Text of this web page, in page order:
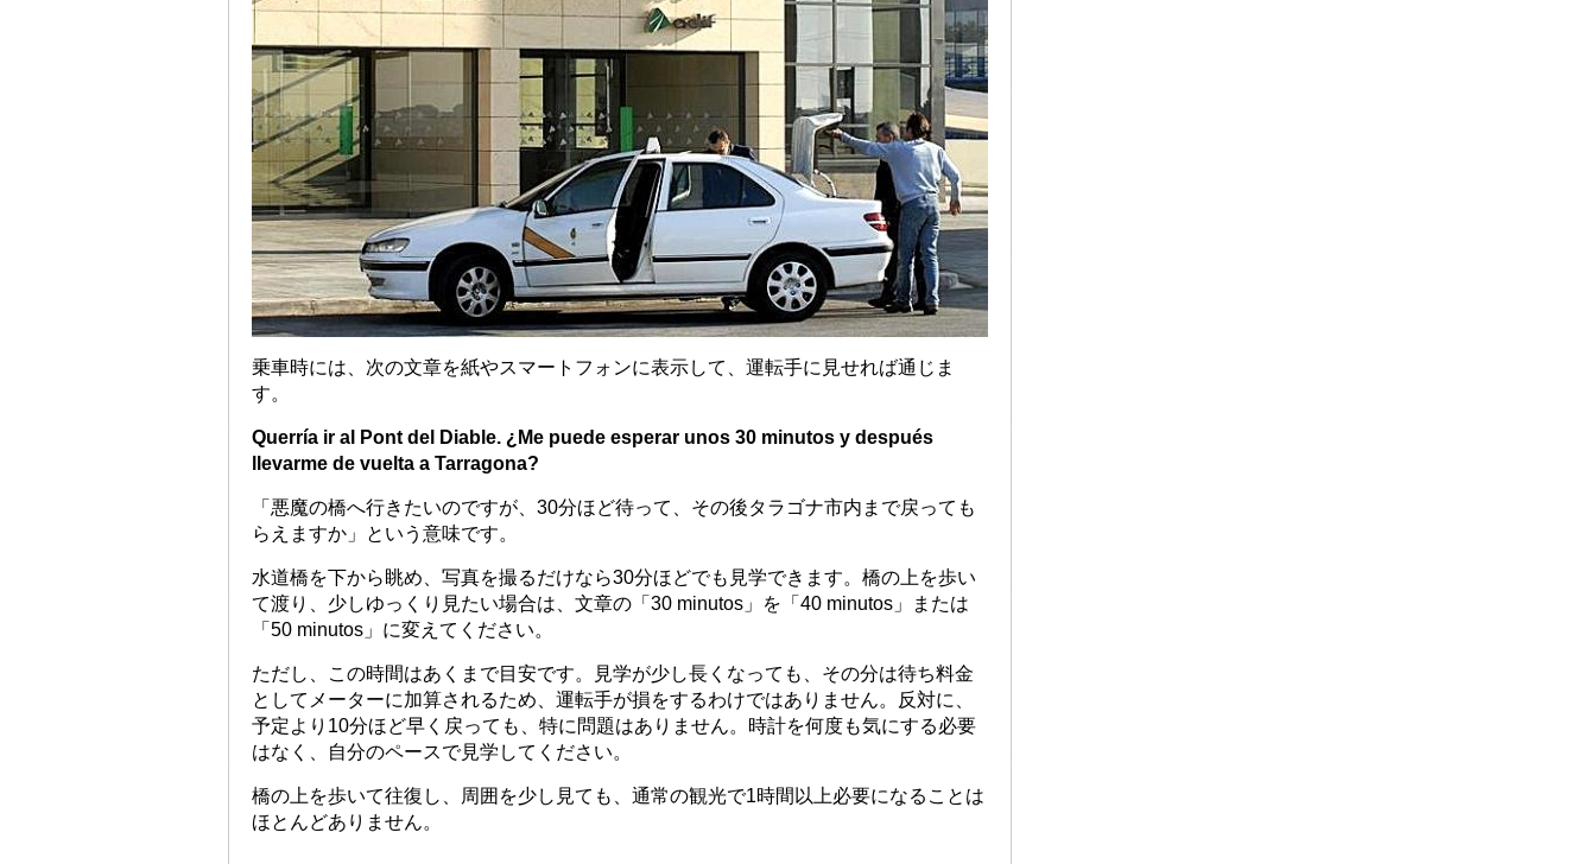
乗車時には、次の文章を紙やスマートフォンに表示して、運転手に見せれば通じま
す。
Querría ir al Pont del Diable. ¿Me puede esperar unos 30 minutos y después
llevarme de vuelta a Tarragona?
「悪魔の橋へ行きたいのですが、30分ほど待って、その後タラゴナ市内まで戻っても
らえますか」という意味です。
水道橋を下から眺め、写真を撮るだけなら30分ほどでも見学できます。橋の上を歩い
て渡り、少しゆっくり見たい場合は、文章の「30 minutos」を「40 minutos」または
「50 minutos」に変えてください。
ただし、この時間はあくまで目安です。見学が少し長くなっても、その分は待ち料金
としてメーターに加算されるため、運転手が損をするわけではありません。反対に、
予定より10分ほど早く戻っても、特に問題はありません。時計を何度も気にする必要
はなく、自分のペースで見学してください。
橋の上を歩いて往復し、周囲を少し見ても、通常の観光で1時間以上必要になることは
ほとんどありません。